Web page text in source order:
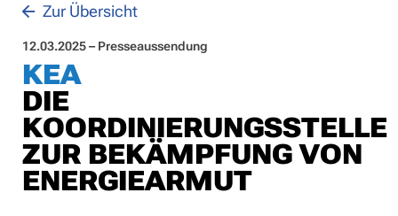
Zur Übersicht
12.03.2025 – Presseaussendung
KEA
DIE
KOORDINIERUNGSSTELLE
ZUR BEKÄMPFUNG VON
ENERGIEARMUT